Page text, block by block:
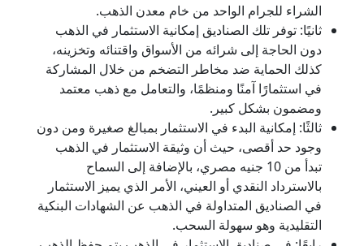
الشراء للجرام الواحد من خام معدن الذهب.
ثانيًا: توفر تلك الصناديق إمكانية الاستثمار في الذهب
دون الحاجة إلى شرائه من الأسواق واقتنائه وتخزينه،
كذلك الحماية ضد مخاطر التضخم من خلال المشاركة
في استثمارًا آمنًا ومنظمًا، والتعامل مع ذهب معتمد
ومضمون بشكل كبير.
ثالثًا: إمكانية البدء في الاستثمار بمبالغ صغيرة ومن دون
وجود حد أقصى، حيث أن وثيقة الاستثمار في الذهب
تبدأ من 10 جنيه مصري، بالإضافة إلى السماح
بالاسترداد النقدي أو العيني، الأمر الذي يميز الاستثمار
في الصناديق المتداولة في الذهب عن الشهادات البنكية
التقليدية وهو سهولة السحب.